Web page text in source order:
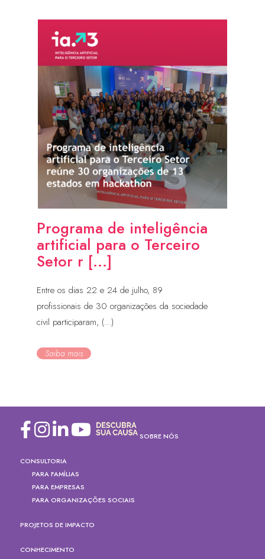
Programa de inteligência
artificial para o Terceiro
Setor r [...]
Entre os dias 22 e 24 de julho, 89
profissionais de 30 organizações da sociedade
civil participaram, (...)
Saiba mais
SOBRE NÓS
CONSULTORIA
PARA FAMÍLIAS
PARA EMPRESAS
PARA ORGANIZAÇÕES SOCIAIS
PROJETOS DE IMPACTO
CONHECIMENTO